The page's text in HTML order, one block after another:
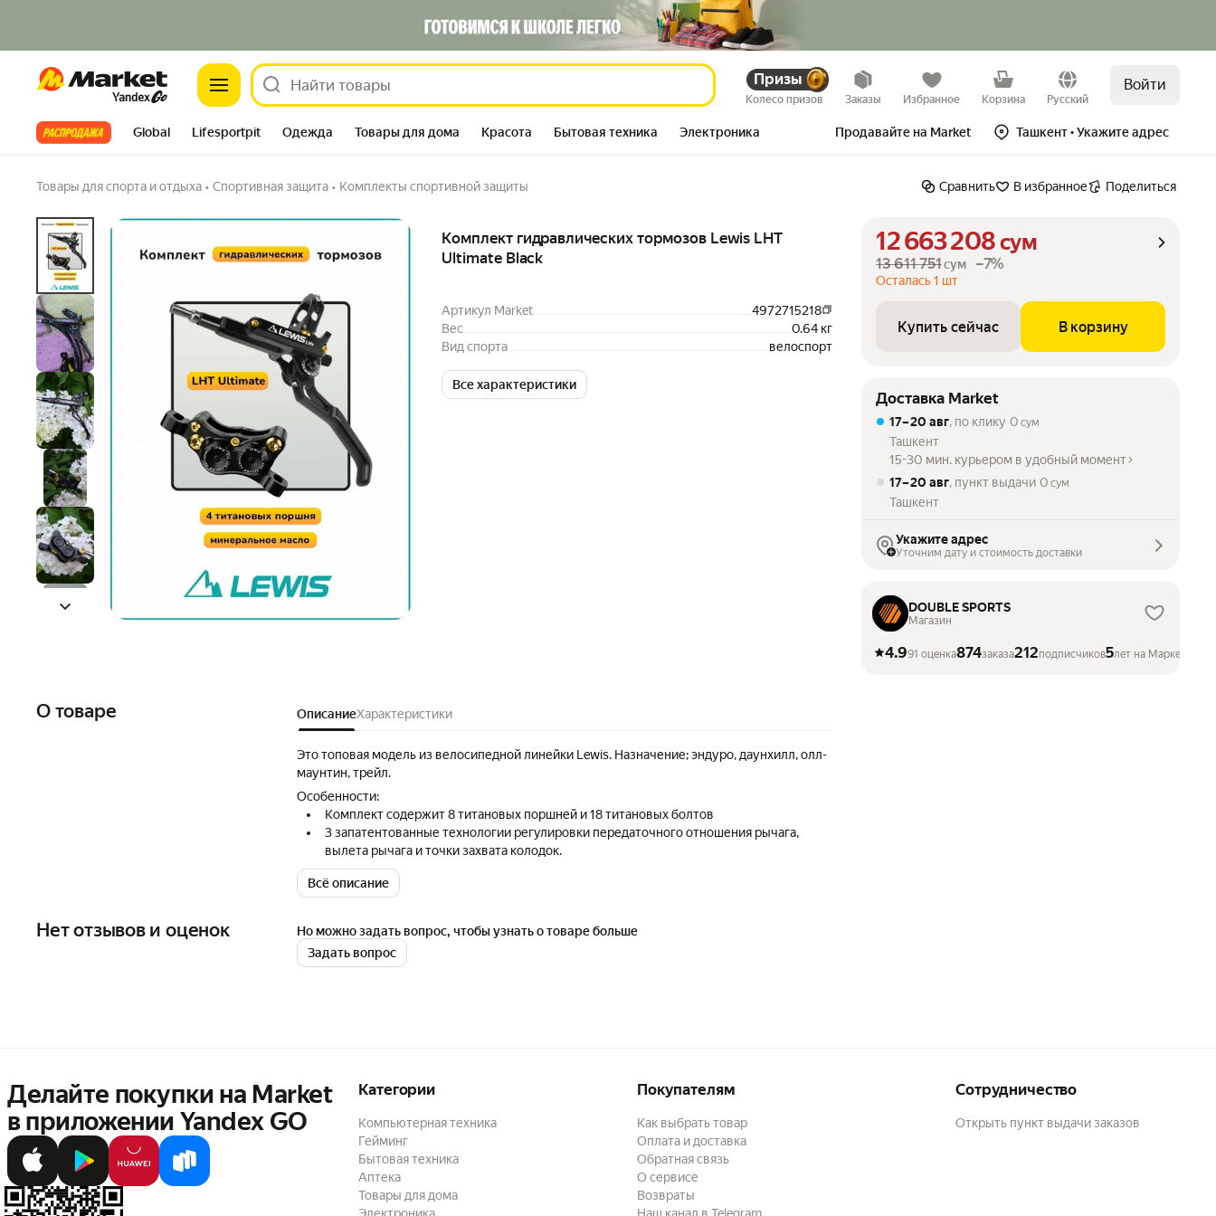
Market Призы
Колесо призов Заказы Избранное Корзина Русский
Войти
Все хиты Global Lifesportpit Одежда Товары для дома Красота Бытовая техника Электроника Продавайте на Market Ташкент• Укажите адрес
Товары для спорта и отдыха • Спортивная защита • Комплекты спортивной защиты Сравнить В избранное Поделиться
Комплект гидравлических тормозов Lewis LHT
Ultimate Black
Артикул Market
4972715218
Вес
0.64 кг
Вид спорта
велоспорт
Все характеристики
12 663 208сум
13 611 751сум –7%
Осталась 1 шт
Купить сейчас В корзину
Комплект гидравлических тормозов Lewis LHT Ultimate Black
Задать вопрос
сум
13 611 751сум –7%
Купить сейчас В корзину
Доставка Market
17 – 20 авг, по клику 0 сум
Ташкент
15-30 мин. курьером в удобный момент
17 – 20 авг, пункт выдачи 0 сум
Ташкент
Укажите адрес
Уточним дату и стоимость доставки
DOUBLE SPORTS
Магазин
4.991 оценка874заказа212подписчиков5лет на Маркете
О товаре ОписаниеХарактеристики
Это топовая модель из велосипедной линейки Lewis. Назначение; эндуро, даунхилл, олл-
маунтин, трейл.
Особенности:
Комплект содержит 8 титановых поршней и 18 титановых болтов
3 запатентованные технологии регулировки передаточного отношения рычага,
вылета рычага и точки захвата колодок.
Вес комплекта 639г, с гидролинией.
Титановые поршни 4x17мм с керамическими вставками, органические колодки TP-
Улучшенные хомуты для надёжного крепления к рулю.
Технология лёгкой прокачки без протечек.
Кевларовая гидролиния K28. Совместимы с минеральным маслом (в стоке
Длина гидролиний: 90см спереди, 165см сзади.
Всё описание
Нет отзывов и оценок
Но можно задать вопрос, чтобы узнать о товаре больше
Задать вопрос
Делайте покупки на Market
в приложении Yandex GO
Категории
Компьютерная техника
Гейминг
Бытовая техника
Аптека
Товары для дома
Покупателям
Как выбрать товар
Оплата и доставка
Обратная связь
О сервисе
Возвраты
Сотрудничество
Открыть пункт выдачи заказов